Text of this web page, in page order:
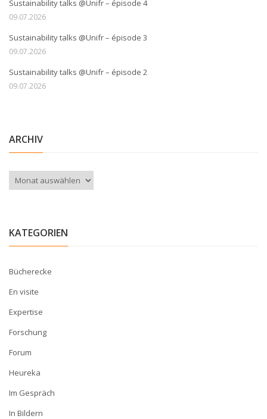
Sustainability talks @Unifr – épisode 4
09.07.2026
Sustainability talks @Unifr – épisode 3
09.07.2026
Sustainability talks @Unifr – épisode 2
09.07.2026
ARCHIV
Archiv
KATEGORIEN
Bücherecke
En visite
Expertise
Forschung
Forum
Heureka
Im Gespräch
In Bildern